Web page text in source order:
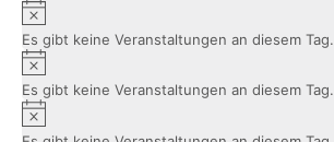
Es gibt keine Veranstaltungen an diesem Tag.
Es gibt keine Veranstaltungen an diesem Tag.